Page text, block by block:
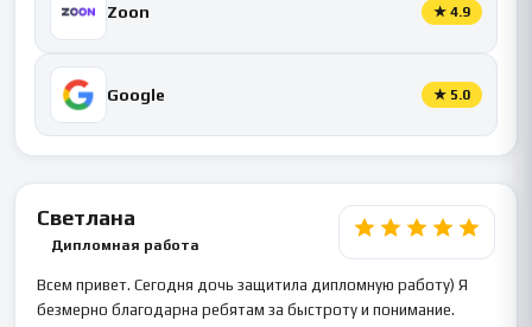
Zoon ★ 4.9
Google ★ 5.0
Светлана
Дипломная работа
Всем привет. Сегодня дочь защитила дипломную работу) Я
безмерно благодарна ребятам за быстроту и понимание.